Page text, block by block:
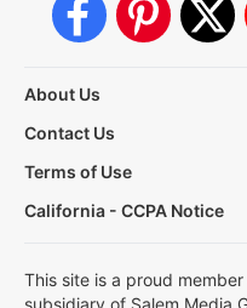
About Us
Contact Us
Terms of Use
California - CCPA Notice
This site is a proud
subsidiary of Salem Media